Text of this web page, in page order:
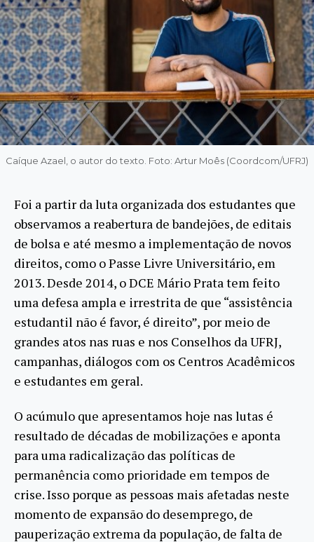
Caíque Azael, o autor do texto. Foto: Artur Moês (Coordcom/UFRJ)
Foi a partir da luta organizada dos estudantes que
observamos a reabertura de bandejões, de editais
de bolsa e até mesmo a implementação de novos
direitos, como o Passe Livre Universitário, em
2013. Desde 2014, o DCE Mário Prata tem feito
uma defesa ampla e irrestrita de que “assistência
estudantil não é favor, é direito”, por meio de
grandes atos nas ruas e nos Conselhos da UFRJ,
campanhas, diálogos com os Centros Acadêmicos
e estudantes em geral.
O acúmulo que apresentamos hoje nas lutas é
resultado de décadas de mobilizações e aponta
para uma radicalização das políticas de
permanência como prioridade em tempos de
crise. Isso porque as pessoas mais afetadas neste
momento de expansão do desemprego, de
pauperização extrema da população, de falta de